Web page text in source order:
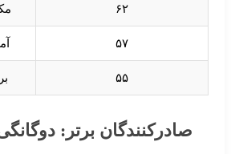
۶۲
۵۷
۵۵
صادرکنندگان برتر: